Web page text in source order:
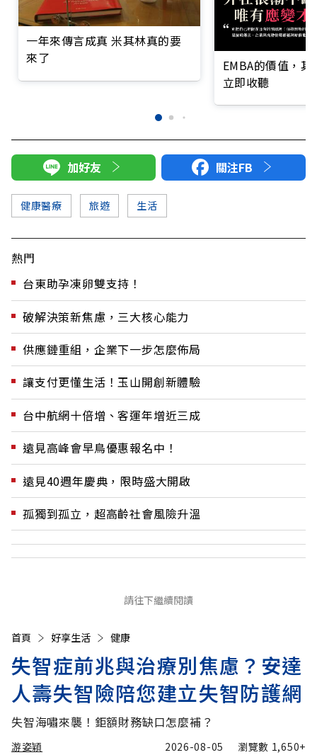
一年來傳言成真 米其林真的要
來了
EMBA的價值，
立即收聽
加好友 關注FB
健康醫療 旅遊 生活
熱門
台東助孕凍卵雙支持！
破解決策新焦慮，三大核心能力
供應鏈重組，企業下一步怎麼佈局
讓支付更懂生活！玉山開創新體驗
台中航網十倍增、客運年增近三成
遠見高峰會早鳥優惠報名中！
遠見40週年慶典，限時盛大開啟
孤獨到孤立，超高齡社會風險升溫
請往下繼續閱讀
首頁 好享生活 健康
失智症前兆與治療別焦慮？安達
人壽失智險陪您建立失智防護網
失智海嘯來襲！鉅額財務缺口怎麼補？
游姿穎 2026-08-05 瀏覽數 1,650+